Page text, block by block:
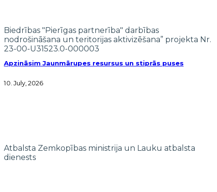
Apzināsim Jaunmārupes resursus un stiprās puses
10. July, 2026
Biedrības "Pierīgas partnerība" darbības
nodrošināšana un teritorijas aktivizēšana” projekta Nr.
23-00-U31523.0-000003
Atbalsta Zemkopības ministrija un Lauku atbalsta
dienests